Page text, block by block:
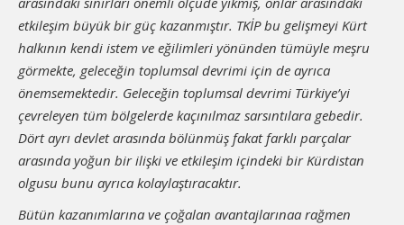
etkileşim büyük bir güç kazanmıştır. TKİP bu gelişmeyi Kürt
halkının kendi istem ve eğilimleri yönünden tümüyle meşru
görmekte, geleceğin toplumsal devrimi için de ayrıca
önemsemektedir. Geleceğin toplumsal devrimi Türkiye’yi
çevreleyen tüm bölgelerde kaçınılmaz sarsıntılara gebedir.
Dört ayrı devlet arasında bölünmüş fakat farklı parçalar
arasında yoğun bir ilişki ve etkileşim içindeki bir Kürdistan
olgusu bunu ayrıca kolaylaştıracaktır.
Bütün kazanımlarına ve çoğalan avantajlarınaa rağmen